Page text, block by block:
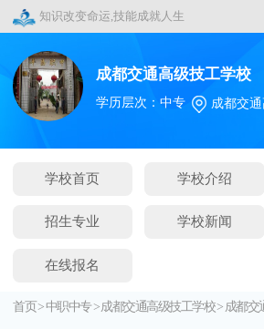
知识改变命运,技能成就人生
成都交通高级技工学校
成都交
学历层次：中专
学校首页 学校介绍
招生专业 学校新闻
在线报名
首页 >中职中专 > 成都交通高级技工学校 > 成都交